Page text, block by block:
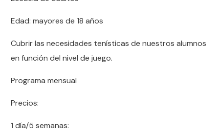
Edad: mayores de 18 años
Cubrir las necesidades tenísticas de nuestros alumnos
en función del nivel de juego.
Programa mensual
Precios:
1 día/5 semanas: